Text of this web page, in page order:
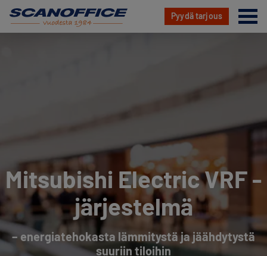
Pyydä tarjous
Mitsubishi Electric VRF -
järjestelmä
– energiatehokasta lämmitystä ja jäähdytystä
suuriin tiloihin